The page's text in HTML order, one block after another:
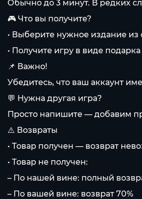
Обычно до 3 минут. В редких
🎮 Что вы получите?
• Выберите нужное издание из
• Получите игру в виде
📌 Важно!
Убедитесь, что ваш аккаунт
💬 Нужна другая игра?
Просто напишите — добавим
⚠️ Возвраты
• Товар получен — возврат
• Товар не получен:
– По нашей вине: полный
– По вашей вине: возврат 70%